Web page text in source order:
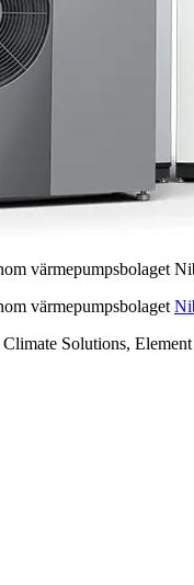
värmepumpsbolaget
värmepumpsbolaget
Solutions,